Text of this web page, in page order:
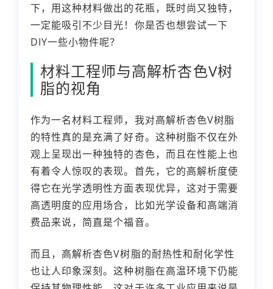
下，用这种材料做出的花瓶，既时尚又独特，
一定能吸引不少目光！你是否也想尝试一下
DIY一些小物件呢？
材料工程师与高解析杏色V树
脂的视角
作为一名材料工程师，我对高解析杏色V树脂
的特性真的是充满了好奇。这种树脂不仅在外
观上呈现出一种独特的杏色，而且在性能上也
有着令人惊叹的表现。首先，它的高解析度使
得它在光学透明性方面表现优异，这对于需要
高透明度的应用场合，比如光学设备和高端消
费品来说，简直是个福音。
而且，高解析杏色V树脂的耐热性和耐化学性
也让人印象深刻。这种树脂在高温环境下仍能